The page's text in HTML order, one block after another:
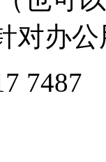
对办
7487